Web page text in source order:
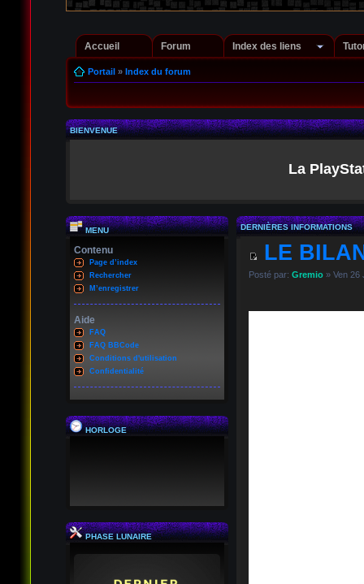
Accueil Forum Index des liens
Portail» Index du forum
BIENVENUE
La
MENU
Contenu
Page d’index
Rechercher
M’enregistrer
Aide
FAQ
FAQ BBCode
Conditions d'utilisation
Confidentialité
HORLOGE
PHASE LUNAIRE
DERNIÈRES INFORMATIONS
LE
Posté par: Gremio» Ven 26